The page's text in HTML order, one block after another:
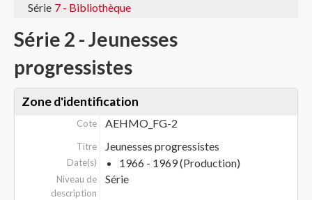
Série 7 - Bibliothèque
Série 2 - Jeunesses
progressistes
Zone d'identification
Cote AEHMO_FG-2
Titre Jeunesses progressistes
Date(s) 1966 - 1969 (Production)
Niveau de
description
Série